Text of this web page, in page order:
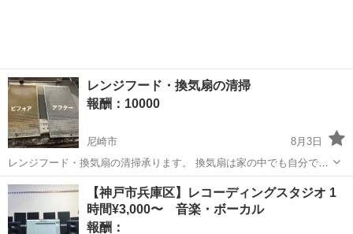
レンジフード・換気扇の清掃
報酬：10000
尼崎市
8月3日
レンジフード・換気扇の清掃承ります。 換気扇は家の中でも自分で清
掃が困難な場所のひとつです。 本格的に掃除しようと思っても、固ま
ってしまった油汚れなどは家庭用の洗剤では汚れを落としきれないこ
とがあります。 ...
兵庫 尼崎市 手伝いたい/助けたい 換気扇
【神戸市兵庫区】レコーディングスタジオ 1
時間¥3,000〜 音楽・ボーカル
報酬：